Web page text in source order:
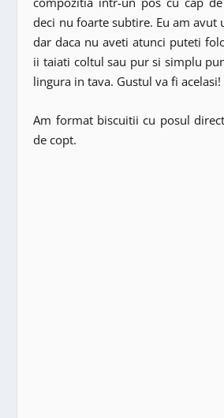
deci nu foarte subtire. Eu am avut
dar daca nu aveti atunci puteti
ii taiati coltul sau pur si simplu
lingura in tava. Gustul va fi acelasi!
Am format biscuitii cu posul
de copt.